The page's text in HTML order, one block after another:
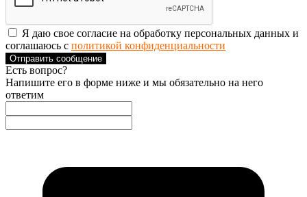
Я даю свое согласие на обработку персональных данных и
соглашаюсь с политикой конфиденциальности
Отправить сообщение
Есть вопрос?
Напишите его в форме ниже и мы обязательно на него
ответим